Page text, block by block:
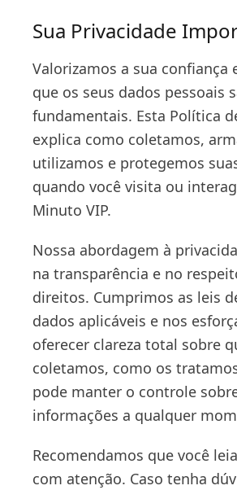
Sua Privacidade
Valorizamos a sua confiança
que os seus dados pessoais
fundamentais. Esta Política
explica como coletamos,
utilizamos e protegemos
quando você visita ou
Minuto VIP.
Nossa abordagem à
na transparência e no
direitos. Cumprimos as leis
dados aplicáveis e nos
oferecer clareza total sobre
coletamos, como os
pode manter o controle
informações a qualquer
Recomendamos que você
com atenção. Caso tenha